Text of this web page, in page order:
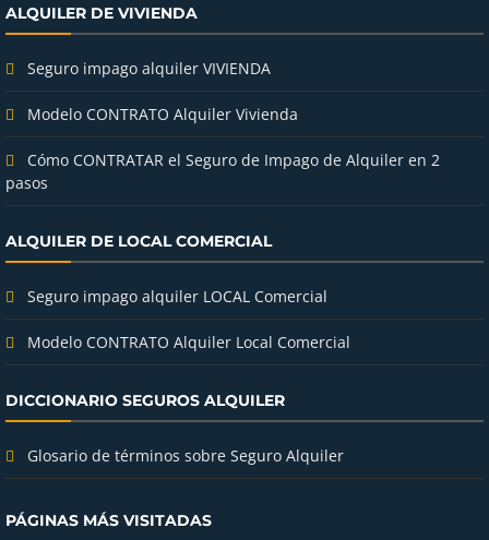
ALQUILER DE VIVIENDA
Seguro impago alquiler VIVIENDA
Modelo CONTRATO Alquiler Vivienda
Cómo CONTRATAR el Seguro de Impago de Alquiler en 2
pasos
ALQUILER DE LOCAL COMERCIAL
Seguro impago alquiler LOCAL Comercial
Modelo CONTRATO Alquiler Local Comercial
DICCIONARIO SEGUROS ALQUILER
Glosario de términos sobre Seguro Alquiler
PÁGINAS MÁS VISITADAS